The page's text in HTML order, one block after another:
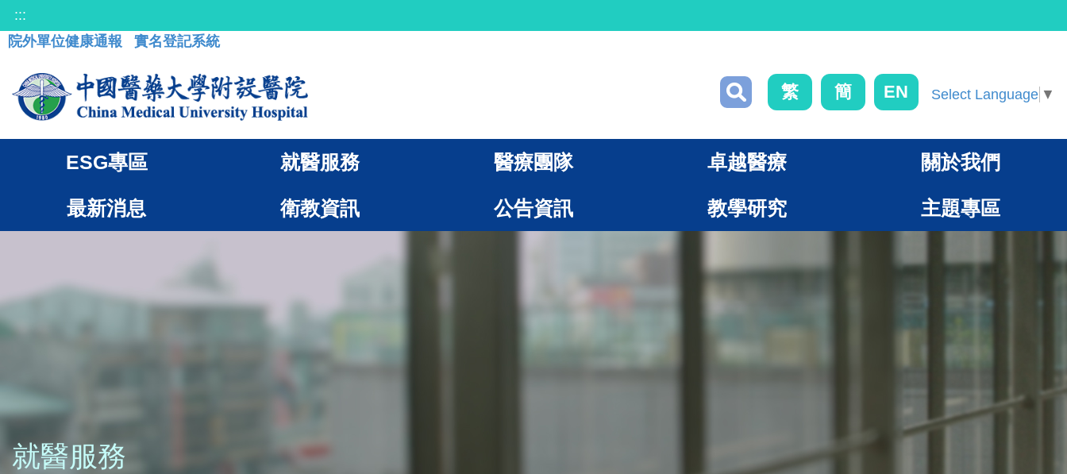
:::
院外單位健康通報
實名登記系統
繁 簡 EN Select Language ▼
ESG專區 就醫服務 醫療團隊 卓越醫療 關於我們
最新消息 衛教資訊 公告資訊 教學研究 主題專區
就醫服務